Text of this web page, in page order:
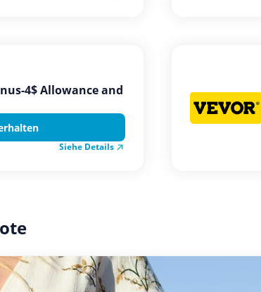
4$ Allowance and
Siehe Details